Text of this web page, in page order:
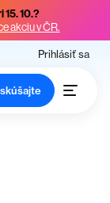
10.?
akciu v ČR.
Prihlásiť sa